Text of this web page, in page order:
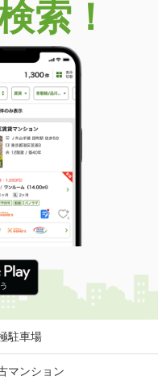
安倍
両三柳
両三柳
索！
駐車場
マンション